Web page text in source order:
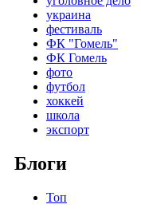
украина
фестиваль
ФК "Гомель"
ФК Гомель
фото
футбол
хоккей
школа
экспорт
Блоги
Топ